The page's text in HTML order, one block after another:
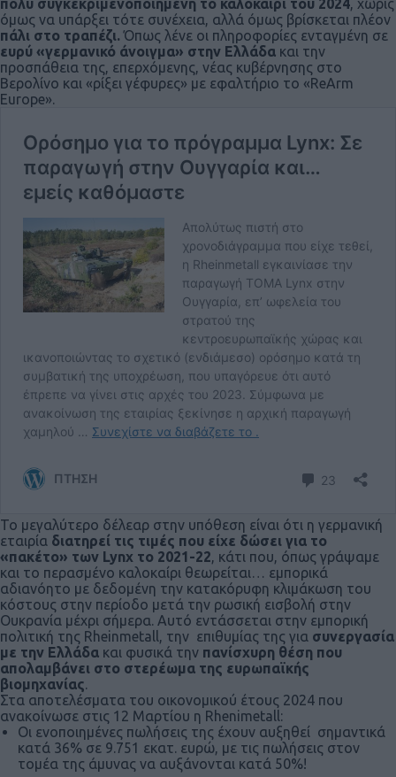
πολύ συγκεκριμενοποιημένη το καλοκαίρι του 2024, χωρίς
όμως να υπάρξει τότε συνέχεια, αλλά όμως βρίσκεται πλέον
πάλι στο τραπέζι.Όπως λένε οι πληροφορίες ενταγμένη σε
ευρύ «γερμανικό άνοιγμα» στην Ελλάδα και την
προσπάθεια της, επερχόμενης, νέας κυβέρνησης στο
Βερολίνο και «ρίξει γέφυρες» με εφαλτήριο το «ReArm
Europe».
Το μεγαλύτερο δέλεαρ στην υπόθεση είναι ότι η γερμανική
εταιρία διατηρεί τις τιμές που είχε δώσει για το
«πακέτο» των Lynx το 2021-22, κάτι που, όπως γράψαμε
και το περασμένο καλοκαίρι θεωρείται… εμπορικά
αδιανόητο με δεδομένη την κατακόρυφη κλιμάκωση του
κόστους στην περίοδο μετά την ρωσική εισβολή στην
Ουκρανία μέχρι σήμερα. Αυτό εντάσσεται στην εμπορική
πολιτική της Rheinmetall, την επιθυμίας της για συνεργασία
με την Ελλάδα και φυσικά την πανίσχυρη θέση που
απολαμβάνει στο στερέωμα της ευρωπαϊκής
βιομηχανίας.
Στα αποτελέσματα του οικονομικού έτους 2024 που
ανακοίνωσε στις 12 Μαρτίου η Rhenimetall:
Οι ενοποιημένες πωλήσεις της έχουν αυξηθεί σημαντικά
κατά 36% σε 9.751 εκατ. ευρώ, με τις πωλήσεις στον
τομέα της άμυνας να αυξάνονται κατά 50%!